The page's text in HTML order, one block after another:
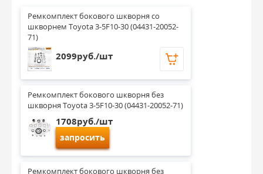
Ремкомплект бокового шкворня со
шкворнем Toyota 3-5F10-30 (04431-20052-
71)
2099руб./шт
Ремкомплект бокового шкворня без
шкворня Toyota 3-5F10-30 (04431-20052-71)
1708руб./шт
запросить
Ремкомплект бокового шкворня без